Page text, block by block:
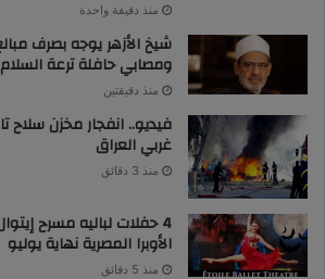
منذ دقيقة واحدة
شيخ الأزهر يوجه بصرف
ومصابي حافلة ترعة السلام
منذ دقيقتين
فيديو.. انفجار مخزن سلاح
غربي العراق
منذ 3 دقائق
4 حفلات لباليه مسرح
الأوبرا المصرية نهاية يوليو
منذ 5 دقائق